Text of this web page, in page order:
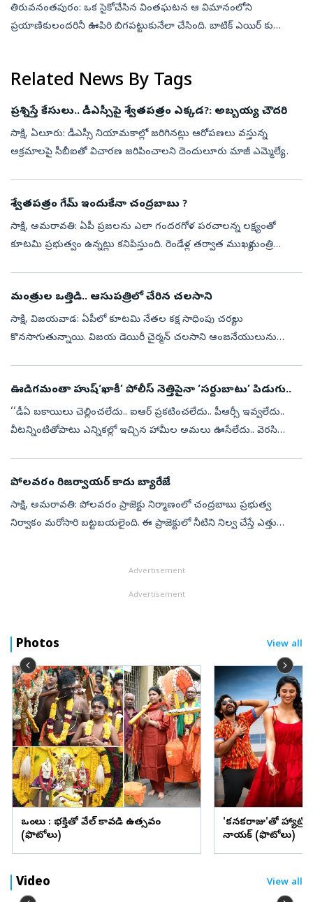
తిరువనంతపురం: ఒక సైకోచేసిన వింతఘటన ఆ విమానంలోని
ప్రయాణికులందరినీ ఊపిరి బిగపట్టుకునేలా చేసింది. బాటిక్ ఎయిర్ కు
Related News By Tags
ప్రశ్నిస్తే కేసులు.. డీఎస్సీపై శ్వేతపత్రం ఎక్కడ?: అబ్బయ్య చౌదరి
సాక్షి, ఏలూరు: డీఎస్సీ నియామకాల్లో జరిగినట్లు ఆరోపణలు వస్తున్న
అక్రమాలపై సీబీఐతో విచారణ జరిపించాలని దెందులూరు మాజీ ఎమ్మెల్యే
శ్వేతపత్రం గేమ్‌ ఇందుకేనా చంద్రబాబు ?
సాక్షి, అమరావతి: ఏపీ ప్రజలను ఎలా గందరగోళ పరచాలన్న లక్ష్యంతో
కూటమి ప్రభుత్వం ఉన్నట్లు కనిపిస్తుంది. రెండేళ్ల తర్వాత ముఖ్యమంత్రి
మంత్రుల ఒత్తిడి.. ఆసుపత్రిలో చేరిన చలసాని
సాక్షి, విజయవాడ: ఏపీలో కూటమి నేతల కక్ష సాధింపు చర్యలు
కొనసాగుతున్నాయి. విజయ డెయిరీ చైర్మన్‌ చలసాని ఆంజనేయులును
ఊడిగమంతా హుష్‌‘ఖాకీ’ పోలీస్‌ నెత్తిపైనా ‘సర్దుబాటు’ పిడుగు..
‘‘డీఏ బకాయిలు చెల్లించలేదు.. ఐఆర్‌ ప్రకటించలేదు.. పీఆర్సీ ఇవ్వలేదు..
వీటన్నింటితోపాటు ఎన్నికల్లో ఇచ్చిన హామీల అమలు ఊసేలేదు.. వెరసి
పోలవరం రిజర్వాయర్‌ కాదు బ్యారేజే
సాక్షి, అమరావతి: పోలవరం ప్రాజెక్టు నిర్మాణంలో చంద్రబాబు ప్రభుత్వ
నిర్వాకం మరోసారి బట్టబయలైంది. ఈ ప్రాజెక్టులో నీటిని నిల్వ చేస్తే ఎత్తు
Advertisement
Advertisement
Photos View all
ఒంగోలు : భక్తితో వేల్ కావడి ఉత్సవం
(ఫొటోలు)
'కనకరాజు'తో
నాయక్ (ఫొటోలు)
Video View all